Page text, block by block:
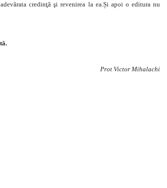
credinţă şi revenirea la ea.Și apoi o editura nu
Prot Victor Mihalachi